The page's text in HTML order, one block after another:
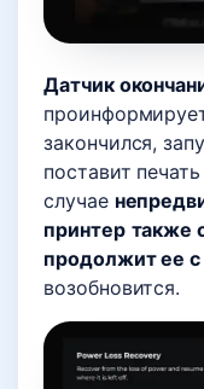
Датчик
закончился,
поставит
случае
принтер также
продолжит ее
возобновится.